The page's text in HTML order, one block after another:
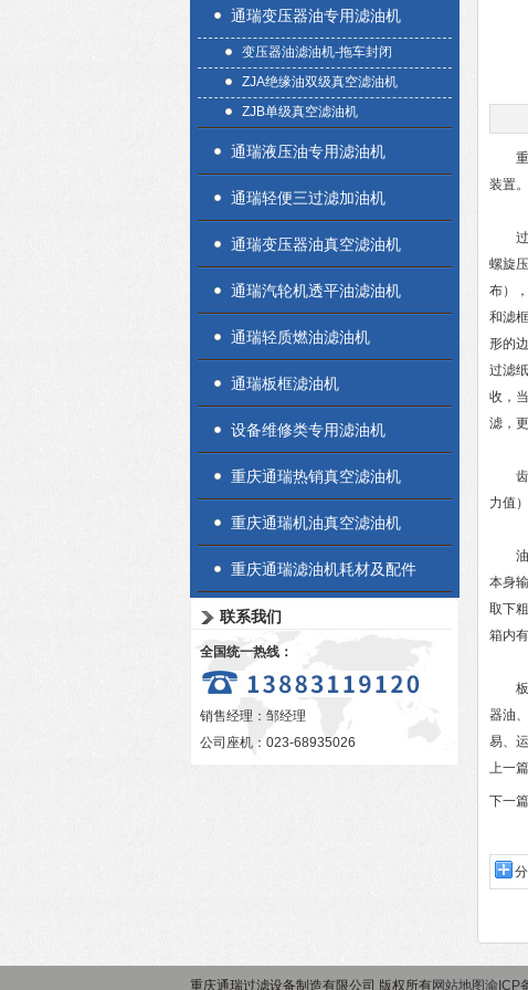
通瑞变压器油专用滤油机
变压器油滤油机-拖车封闭
ZJA绝缘油双级真空滤油机
ZJB单级真空滤油机
通瑞液压油专用滤油机
通瑞轻便三过滤加油机
通瑞变压器油真空滤油机
通瑞汽轮机透平油滤油机
通瑞轻质燃油滤油机
通瑞板框滤油机
设备维修类专用滤油机
重庆通瑞热销真空滤油机
重庆通瑞机油真空滤油机
重庆通瑞滤油机耗材及配件
联系我们
全国统一热线：
销售经理：邹经理
公司座机：023-68935026
重庆
装置。
过滤
螺旋
布）
和滤
形的
过滤
收，
滤，
齿轮
力值
油泵
本身
取下
箱内
板框
器油
易、
上一篇
下一篇
重庆通瑞过滤设备制造有限公司 版权所有网站地图渝ICP